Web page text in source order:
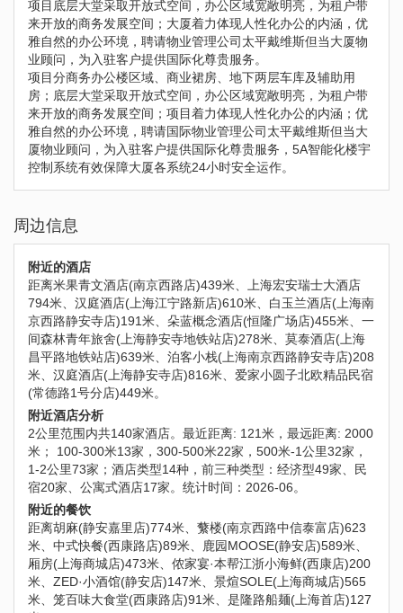
项目底层大堂采取开放式空间，办公区域宽敞明亮，为租户带
来开放的商务发展空间；大厦着力体现人性化办公的内涵，优
雅自然的办公环境，聘请物业管理公司太平戴维斯但当大厦物
业顾问，为入驻客户提供国际化尊贵服务。
项目分商务办公楼区域、商业裙房、地下两层车库及辅助用
房；底层大堂采取开放式空间，办公区域宽敞明亮，为租户带
来开放的商务发展空间；项目着力体现人性化办公的内涵；优
雅自然的办公环境，聘请国际物业管理公司太平戴维斯但当大
厦物业顾问，为入驻客户提供国际化尊贵服务，5A智能化楼宇
控制系统有效保障大厦各系统24小时安全运作。
周边信息
附近的酒店
距离米果青文酒店(南京西路店)439米、上海宏安瑞士大酒店
794米、汉庭酒店(上海江宁路新店)610米、白玉兰酒店(上海南
京西路静安寺店)191米、朵蓝概念酒店(恒隆广场店)455米、一
间森林青年旅舍(上海静安寺地铁站店)278米、莫泰酒店(上海
昌平路地铁站店)639米、泊客小栈(上海南京西路静安寺店)208
米、汉庭酒店(上海静安寺店)816米、爱家小圆子北欧精品民宿
(常德路1号分店)449米。
附近酒店分析
2公里范围内共140家酒店。最近距离: 121米，最远距离: 2000
米； 100-300米13家，300-500米22家，500米-1公里32家，
1-2公里73家；酒店类型14种，前三种类型：经济型49家、民
宿20家、公寓式酒店17家。统计时间：2026-06。
附近的餐饮
距离胡麻(静安嘉里店)774米、蘩楼(南京西路中信泰富店)623
米、中式快餐(西康路店)89米、鹿园MOOSE(静安店)589米、
厢房(上海商城店)473米、侬家宴·本帮江浙小海鲜(西康店)200
米、ZED·小酒馆(静安店)147米、景煊SOLE(上海商城店)565
米、笼百味大食堂(西康路店)91米、是隆路船麺(上海首店)127